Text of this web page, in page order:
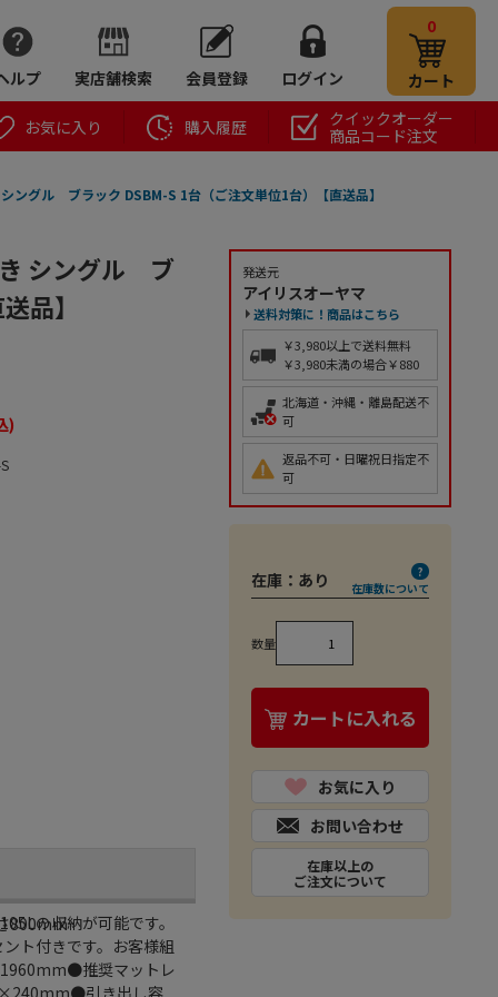
ルプ 実店舗検索 会員登録 ログイン
0
カート
お気に入り 購入履歴
クイックオーダー
商品コード注文
ングル ブラック DSBM-S 1台（ご注文単位1台）【直送品】
シングル ブ
品】
)
の収納が可能です。
ト付きです。お客様組
推奨マットレ
引き出し容
800mm
発送元
アイリスオーヤマ
送料対策に！商品はこちら
￥3,980以上で送料無料
￥3,980未満の場合￥880
北海道・沖縄・離島配送不
可
返品不可・日曜祝日指定不
可
在庫： あり 在庫数について
数量
カートに入れる
お気に入り
お問い合わせ
在庫以上の
ご注文について